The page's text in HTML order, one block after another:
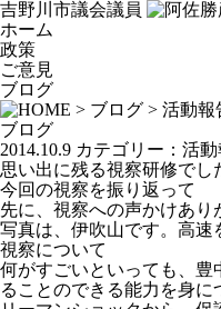
吉野川市議会議員
ホーム
政策
ご意見
ブログ
> ブログ > 活動報
ブログ
2014.10.9 カテゴリー： 活
思い出に残る視察研修でし
今回の視察を振り返って
先に、視察への声かけあ
写真は、伊吹山です。高
視察について
何がすごいといっても、
ることのできる能力を身